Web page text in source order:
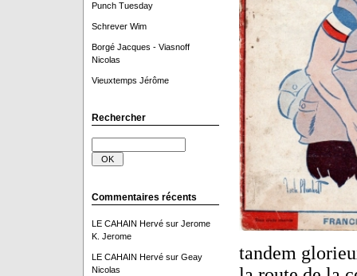
Punch Tuesday
Schrever Wim
Borgé Jacques - Viasnoff
Nicolas
Vieuxtemps Jérôme
Rechercher
Commentaires récents
LE CAHAIN Hervésur Jerome
K. Jerome
LE CAHAIN Hervésur Geay
Nicolas
tandem